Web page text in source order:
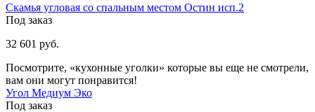
Скамья угловая со спальным местом Остин исп.2
Под заказ
32 601 руб.
Посмотрите, «кухонные уголки» которые вы еще не смотрели,
вам они могут понравится!
Угол Медиум Эко
Под заказ